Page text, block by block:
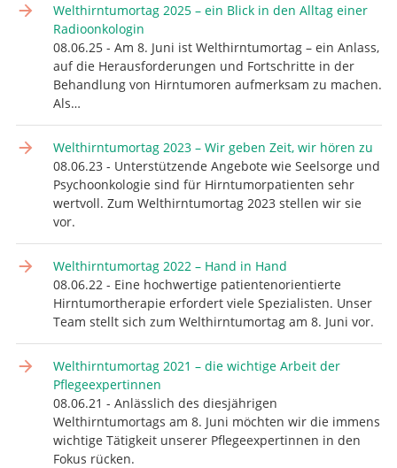
Welthirntumortag 2025 – ein Blick in den Alltag einer
Radioonkologin
08.06.25 - Am 8. Juni ist Welthirntumortag – ein Anlass,
auf die Herausforderungen und Fortschritte in der
Behandlung von Hirntumoren aufmerksam zu machen.
Als…
Welthirntumortag 2023 – Wir geben Zeit, wir hören zu
08.06.23 - Unterstützende Angebote wie Seelsorge und
Psychoonkologie sind für Hirntumorpatienten sehr
wertvoll. Zum Welthirntumortag 2023 stellen wir sie
vor.
Welthirntumortag 2022 – Hand in Hand
08.06.22 - Eine hochwertige patientenorientierte
Hirntumortherapie erfordert viele Spezialisten. Unser
Team stellt sich zum Welthirntumortag am 8. Juni vor.
Welthirntumortag 2021 – die wichtige Arbeit der
Pflegeexpertinnen
08.06.21 - Anlässlich des diesjährigen
Welthirntumortags am 8. Juni möchten wir die immens
wichtige Tätigkeit unserer Pflegeexpertinnen in den
Fokus rücken.